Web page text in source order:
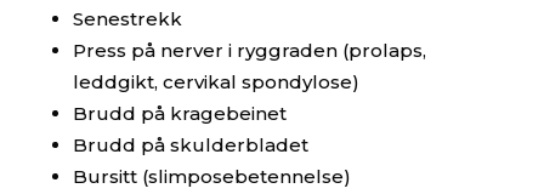
Senestrekk
Press på nerver i ryggraden (prolaps,
leddgikt, cervikal spondylose)
Brudd på kragebeinet
Brudd på skulderbladet
Bursitt (slimposebetennelse)